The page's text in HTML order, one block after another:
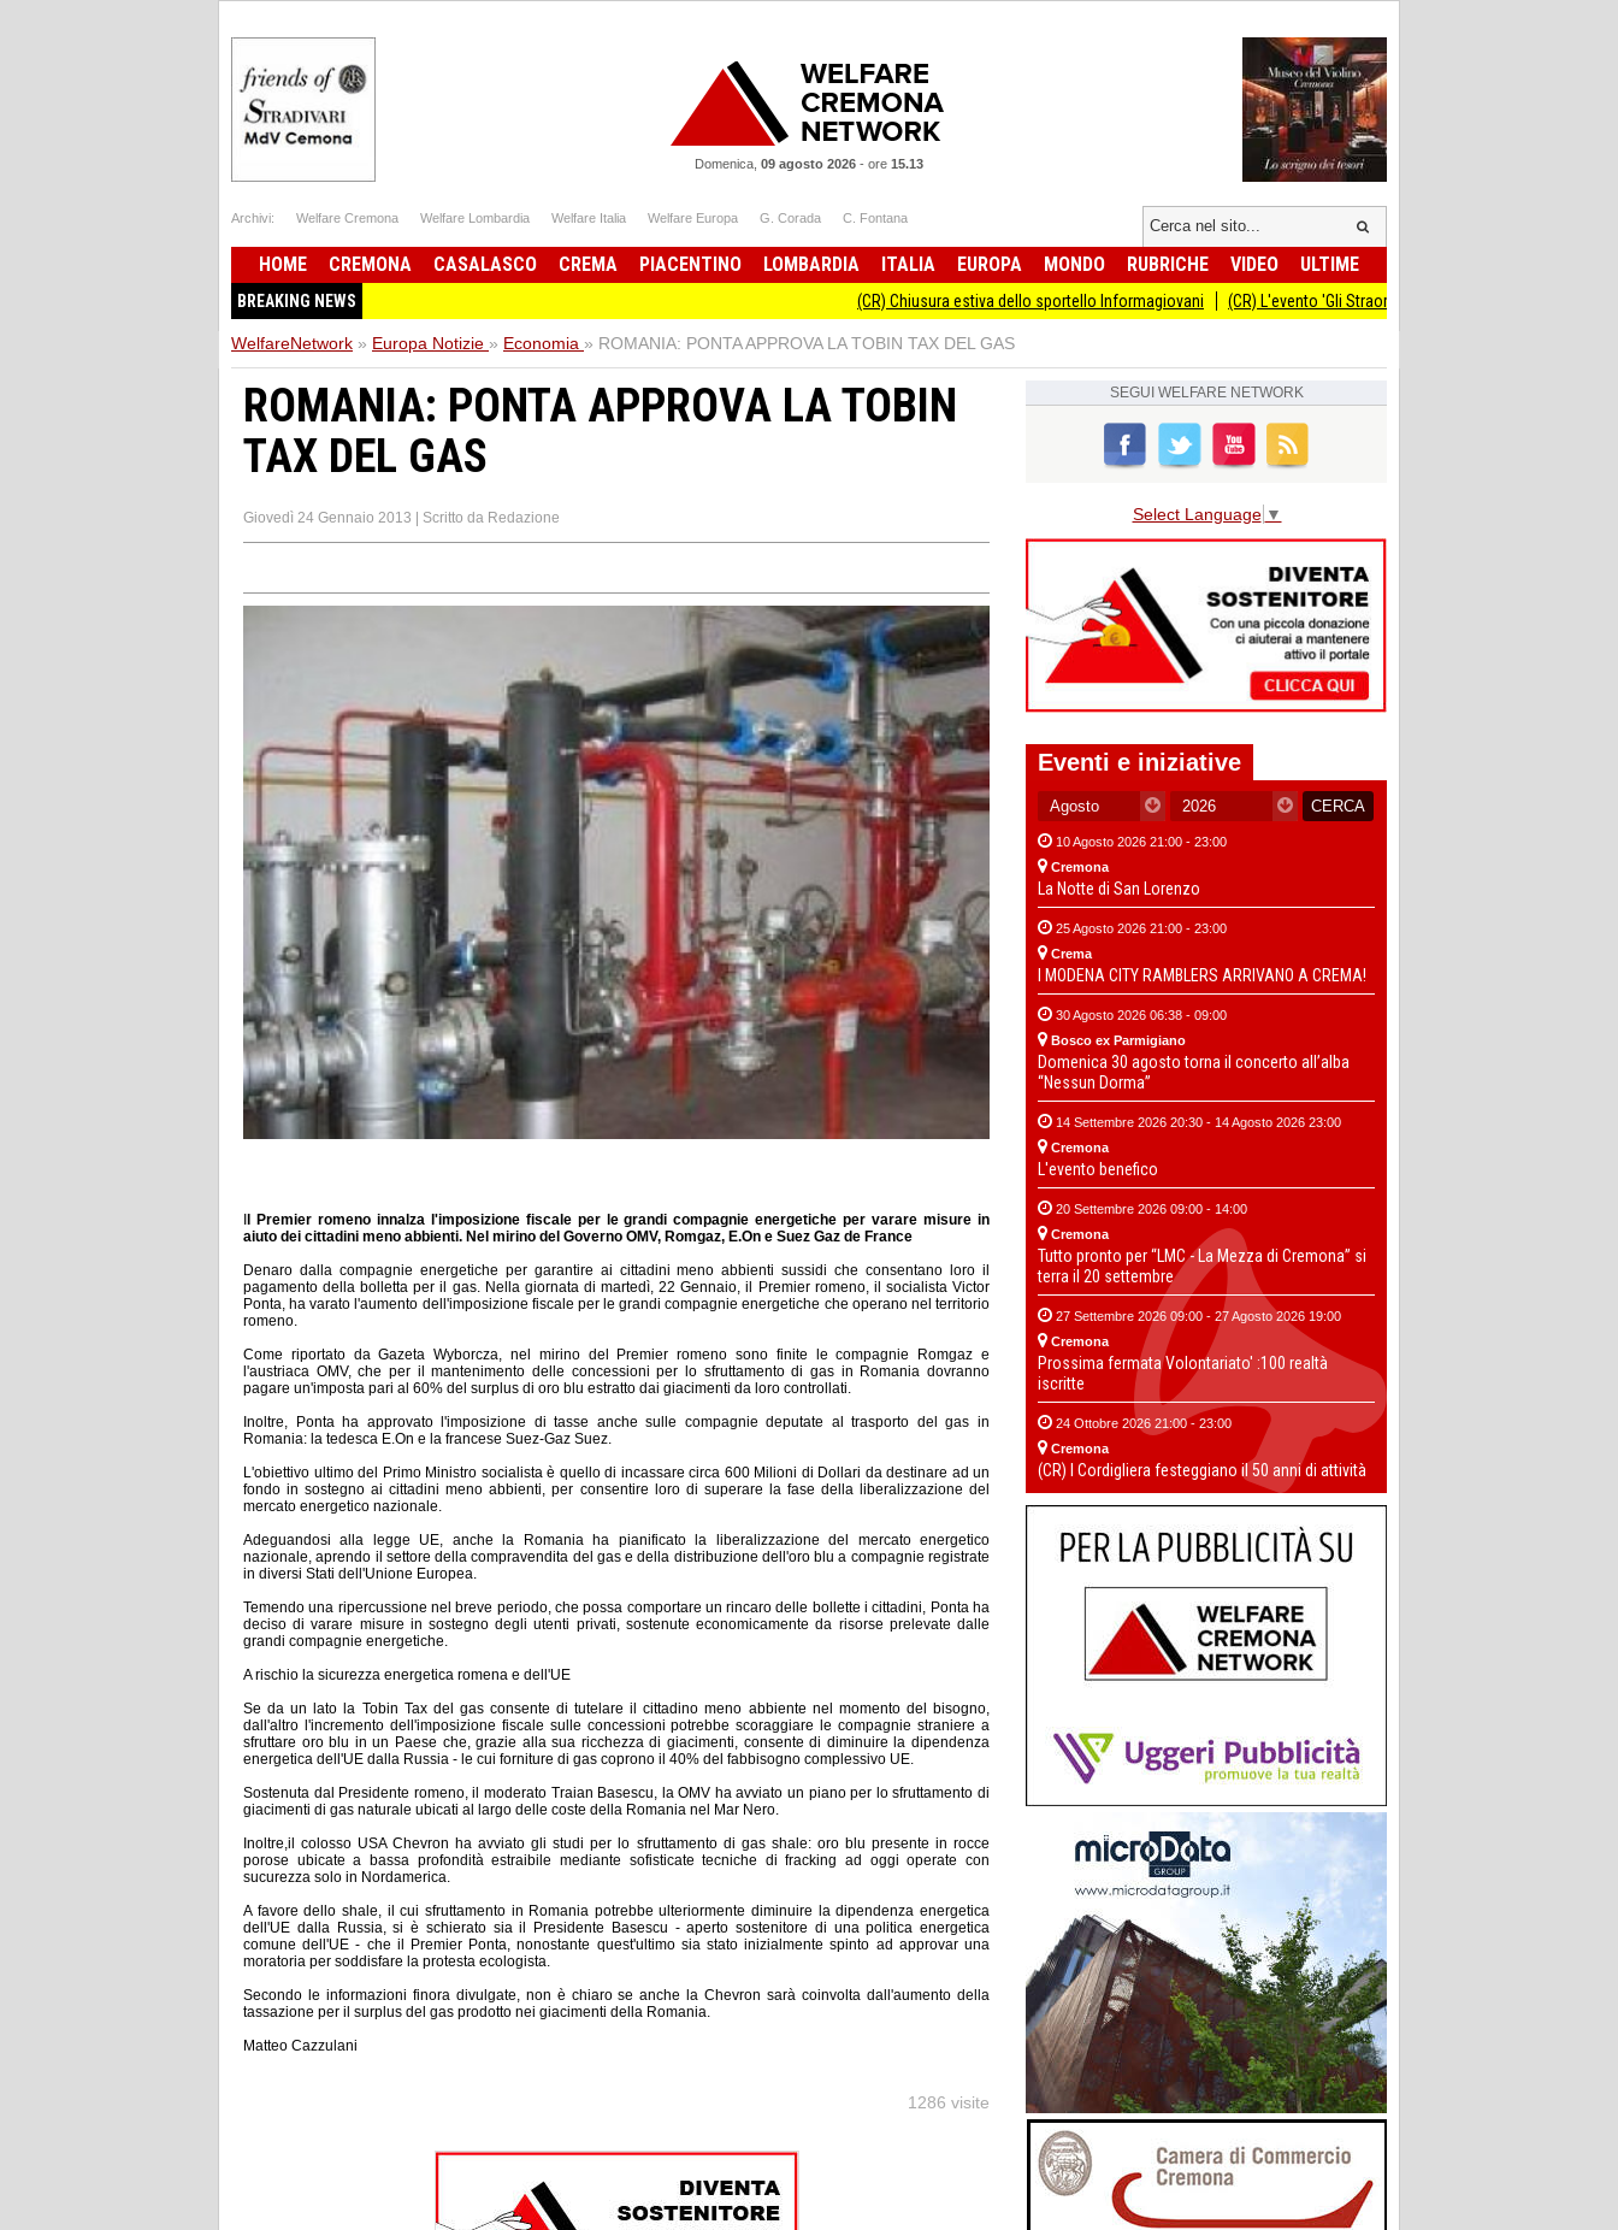
Domenica, 09 agosto 2026 - ore 15.13
Archivi: Welfare Cremona Welfare Lombardia Welfare Italia Welfare Europa G. Corada C. Fontana
HOME CREMONA CASALASCO CREMA PIACENTINO LOMBARDIA ITALIA EUROPA MONDO RUBRICHE VIDEO ULTIME
BREAKING NEWS (CR) Chiusura estiva dello sportello Informagiovani (CR) L'evento 'Gli Straordinari' con Carlo Cracco anticipato al 14
WelfareNetwork » Europa Notizie » Economia » ROMANIA: PONTA APPROVA LA TOBIN TAX DEL GAS
ROMANIA: PONTA APPROVA LA TOBIN
TAX DEL GAS
Giovedì 24 Gennaio 2013 | Scritto da Redazione
Il Premier romeno innalza l'imposizione fiscale per le grandi compagnie energetiche per varare misure in
aiuto dei cittadini meno abbienti. Nel mirino del Governo OMV, Romgaz, E.On e Suez Gaz de France
Denaro dalla compagnie energetiche per garantire ai cittadini meno abbienti sussidi che consentano loro il
pagamento della bolletta per il gas. Nella giornata di martedì, 22 Gennaio, il Premier romeno, il socialista Victor
Ponta, ha varato l'aumento dell'imposizione fiscale per le grandi compagnie energetiche che operano nel territorio
romeno.
Come riportato da Gazeta Wyborcza, nel mirino del Premier romeno sono finite le compagnie Romgaz e
l'austriaca OMV, che per il mantenimento delle concessioni per lo sfruttamento di gas in Romania dovranno
pagare un'imposta pari al 60% del surplus di oro blu estratto dai giacimenti da loro controllati.
Inoltre, Ponta ha approvato l'imposizione di tasse anche sulle compagnie deputate al trasporto del gas in
Romania: la tedesca E.On e la francese Suez-Gaz Suez.
L'obiettivo ultimo del Primo Ministro socialista è quello di incassare circa 600 Milioni di Dollari da destinare ad un
fondo in sostegno ai cittadini meno abbienti, per consentire loro di superare la fase della liberalizzazione del
mercato energetico nazionale.
Adeguandosi alla legge UE, anche la Romania ha pianificato la liberalizzazione del mercato energetico
nazionale, aprendo il settore della compravendita del gas e della distribuzione dell'oro blu a compagnie registrate
in diversi Stati dell'Unione Europea.
Temendo una ripercussione nel breve periodo, che possa comportare un rincaro delle bollette i cittadini, Ponta ha
deciso di varare misure in sostegno degli utenti privati, sostenute economicamente da risorse prelevate dalle
grandi compagnie energetiche.
A rischio la sicurezza energetica romena e dell'UE
Se da un lato la Tobin Tax del gas consente di tutelare il cittadino meno abbiente nel momento del bisogno,
dall'altro l'incremento dell'imposizione fiscale sulle concessioni potrebbe scoraggiare le compagnie straniere a
sfruttare oro blu in un Paese che, grazie alla sua ricchezza di giacimenti, consente di diminuire la dipendenza
energetica dell'UE dalla Russia - le cui forniture di gas coprono il 40% del fabbisogno complessivo UE.
Sostenuta dal Presidente romeno, il moderato Traian Basescu, la OMV ha avviato un piano per lo sfruttamento di
giacimenti di gas naturale ubicati al largo delle coste della Romania nel Mar Nero.
Inoltre,il colosso USA Chevron ha avviato gli studi per lo sfruttamento di gas shale: oro blu presente in rocce
porose ubicate a bassa profondità estraibile mediante sofisticate tecniche di fracking ad oggi operate con
sucurezza solo in Nordamerica.
A favore dello shale, il cui sfruttamento in Romania potrebbe ulteriormente diminuire la dipendenza energetica
dell'UE dalla Russia, si è schierato sia il Presidente Basescu - aperto sostenitore di una politica energetica
comune dell'UE - che il Premier Ponta, nonostante quest'ultimo sia stato inizialmente spinto ad approvar una
moratoria per soddisfare la protesta ecologista.
Secondo le informazioni finora divulgate, non è chiaro se anche la Chevron sarà coinvolta dall'aumento della
tassazione per il surplus del gas prodotto nei giacimenti della Romania.
Matteo Cazzulani
1286 visite
SEGUI WELFARE NETWORK
Select Language ▼
Eventi e iniziative
10 Agosto 2026 21:00 - 23:00
Cremona
La Notte di San Lorenzo
25 Agosto 2026 21:00 - 23:00
Crema
I MODENA CITY RAMBLERS ARRIVANO A CREMA!
30 Agosto 2026 06:38 - 09:00
Bosco ex Parmigiano
Domenica 30 agosto torna il concerto all’alba
“Nessun Dorma”
14 Settembre 2026 20:30 - 14 Agosto 2026 23:00
Cremona
L'evento benefico
20 Settembre 2026 09:00 - 14:00
Cremona
Tutto pronto per “LMC - La Mezza di Cremona” si
terra il 20 settembre
27 Settembre 2026 09:00 - 27 Agosto 2026 19:00
Cremona
Prossima fermata Volontariato' :100 realtà
iscritte
24 Ottobre 2026 21:00 - 23:00
Cremona
(CR) I Cordigliera festeggiano il 50 anni di attività